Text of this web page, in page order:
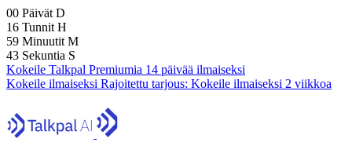
00 Päivät D
16 Tunnit H
59 Minuutit M
42 Sekuntia S
Kokeile Talkpal Premiumia 14 päivää ilmaiseksi
Kokeile ilmaiseksi Rajoitettu tarjous: Kokeile ilmaiseksi 2 viikkoa